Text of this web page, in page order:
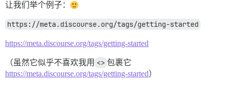
让我们举个例子：
https://meta.discourse.org/tags/getting-started
https://meta.discourse.org/tags/getting-started
（虽然它似乎不喜欢我用 <> 包裹它
https://meta.discourse.org/tags/getting-started）